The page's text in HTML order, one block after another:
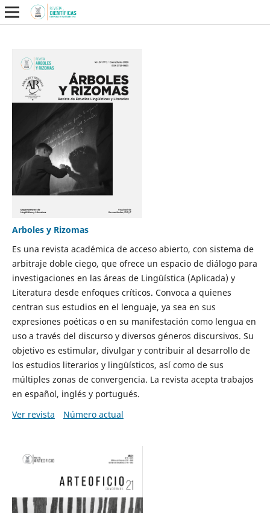
Arboles y Rizomas
Es una revista académica de acceso abierto, con sistema de
arbitraje doble ciego, que ofrece un espacio de diálogo para
investigaciones en las áreas de Lingüística (Aplicada) y
Literatura desde enfoques críticos. Convoca a quienes
centran sus estudios en el lenguaje, ya sea en sus
expresiones poéticas o en su manifestación como lengua en
uso a través del discurso y diversos géneros discursivos. Su
objetivo es estimular, divulgar y contribuir al desarrollo de
los estudios literarios y lingüísticos, así como de sus
múltiples zonas de convergencia. La revista acepta trabajos
en español, inglés y portugués.
Ver revista
Número actual